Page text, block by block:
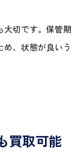
大切です。保管期
、状態が良いう
買取可能